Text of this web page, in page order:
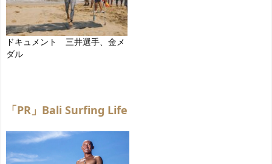
ドキュメント 三井選手、金メ
ダル
「PR」Bali Surfing Life